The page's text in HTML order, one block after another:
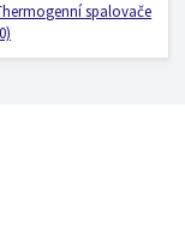
spalovače